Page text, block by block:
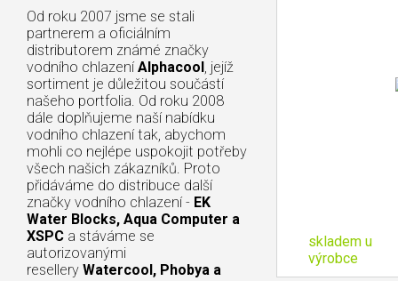
Od roku 2007 jsme se stali
partnerem a oficiálním
distributorem známé značky
vodního chlazení Alphacool, jejíž
sortiment je důležitou součástí
našeho portfolia. Od roku 2008
dále doplňujeme naší nabídku
vodního chlazení tak, abychom
mohli co nejlépe uspokojit potřeby
všech našich zákazníků. Proto
přidáváme do distribuce další
značky vodního chlazení - EK
Water Blocks, Aqua Computer a
XSPC a stáváme se
autorizovanými
resellery Watercool, Phobya a
skladem u
výrobce